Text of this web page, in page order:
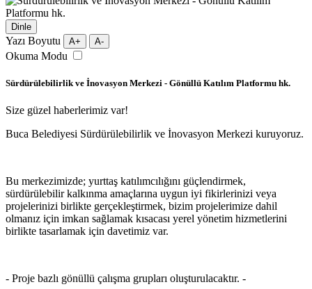
Dinle
Yazı Boyutu A+ A-
Okuma Modu
Sürdürülebilirlik ve İnovasyon Merkezi - Gönüllü Katılım Platformu hk.
Size güzel haberlerimiz var!
Buca Belediyesi Sürdürülebilirlik ve İnovasyon Merkezi kuruyoruz.
Bu merkezimizde; yurttaş katılımcılığını güçlendirmek,
sürdürülebilir kalkınma amaçlarına uygun iyi fikirlerinizi veya
projelerinizi birlikte gerçekleştirmek, bizim projelerimize dahil
olmanız için imkan sağlamak kısacası yerel yönetim hizmetlerini
birlikte tasarlamak için davetimiz var.
- Proje bazlı gönüllü çalışma grupları oluşturulacaktır. -